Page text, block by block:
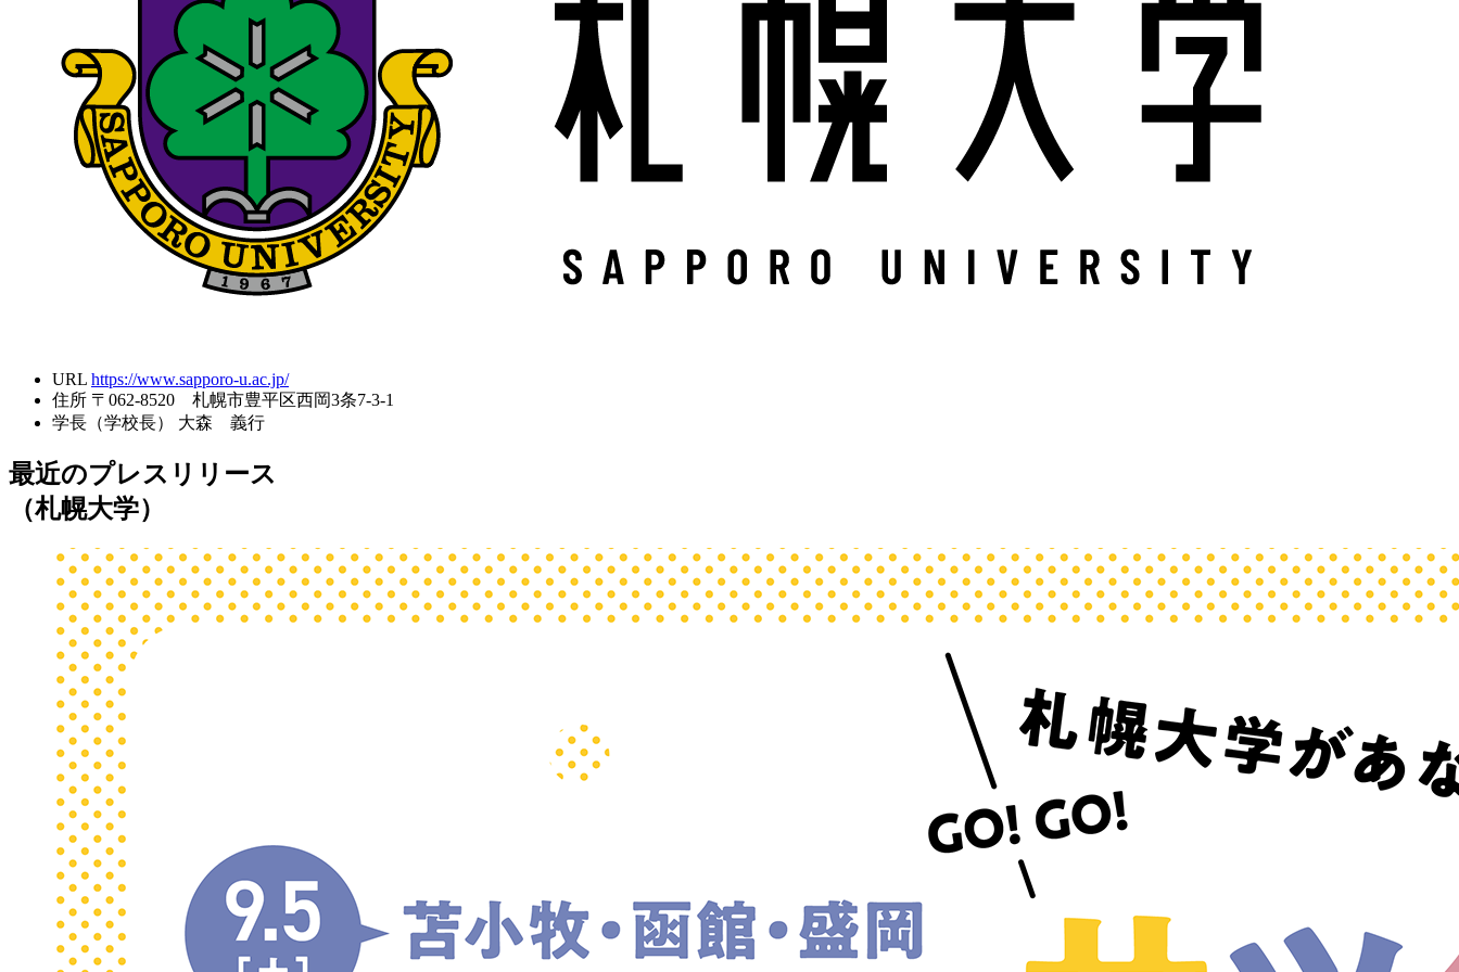
URL https://www.sapporo-u.ac.jp/
住所 〒062-8520 札幌市豊平区西岡3条7-3-1
学長（学校長）
大森 義行
最近のプレスリリース
（札幌大学）